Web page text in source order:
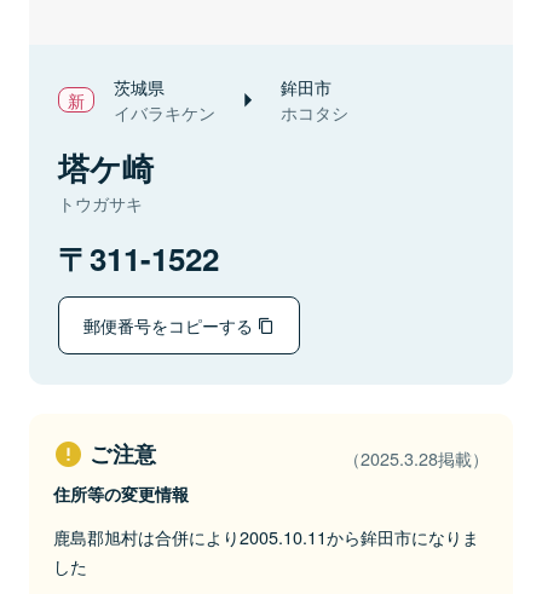
茨城県
イバラキケン
鉾田市
ホコタシ
塔ケ崎
トウガサキ
311-1522
郵便番号をコピーする
ご注意 （2025.3.28掲載）
住所等の変更情報
鹿島郡旭村は合併により2005.10.11から鉾田市になりま
した